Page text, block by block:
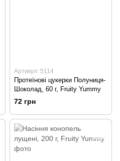
Артикул: 5114
Протеїнові цукерки Полуниця-
Шоколад, 60 г, Fruity Yummy
72 грн